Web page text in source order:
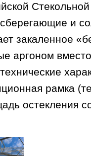
и
закаленное
аргоном
рамка
остекления